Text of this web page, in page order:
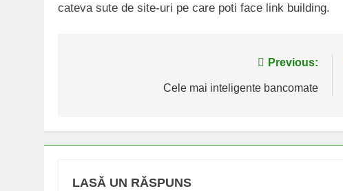
cateva sute de site-uri pe care poti face link building.
Previous:
Cele mai inteligente bancomate
LASĂ UN RĂSPUNS